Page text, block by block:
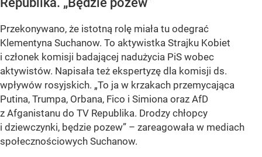
Przekonywano, że istotną rolę miała tu odegrać
Klementyna Suchanow. To aktywistka Strajku Kobiet
i członek komisji badającej nadużycia PiS wobec
aktywistów. Napisała też ekspertyzę dla komisji ds.
wpływów rosyjskich. „To ja w krzakach przemycająca
Putina, Trumpa, Orbana, Fico i Simiona oraz AfD
z Afganistanu do TV Republika. Drodzy chłopcy
i dziewczynki, będzie pozew” – zareagowała w mediach
społecznościowych Suchanow.